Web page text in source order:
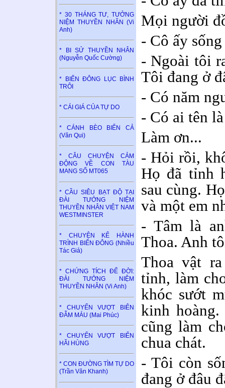
* 30 THÁNG TƯ, TƯỞNG
NIỆM THUYỀN NHÂN (Vi
Anh)
* BI SỬ THUYỀN NHÂN
(Nguyễn Quốc Cường)
* BIỂN ĐÔNG LỤC BÌNH
TRÔI
* CÁI GIÁ CỦA TỰ DO
* CÁNH BÈO BIỂN CẢ
(Văn Qui)
* CÂU CHUYỆN CẢM
ĐỘNG VỀ CON TÀU
MANG SỐ MT065
* CẦU SIÊU BẠT ĐỘ TẠI
ĐÀI TƯỞNG NIỆM
THUYỀN NHÂN VIỆT NAM
WESTMINSTER
* CHUYỆN KỂ HÀNH
TRÌNH BIỂN ĐÔNG (Nhiều
Tác Giả)
* CHỨNG TÍCH ĐỂ ĐỜI:
ĐÀI TƯỞNG NIỆM
THUYỀN NHÂN (Vi Anh)
* CHUYẾN VƯỢT BIÊN
ĐẪM MÁU (Mai Phúc)
* CHUYẾN VƯỢT BIỂN
HÃI HÙNG
* CON ĐƯỜNG TÌM TỰ DO
(Trần Văn Khanh)
Mọi người
- Cô ấy
- Ngoài tôi
Tôi đang ở
- Có năm
- Có ai tên
Làm ơn...
- Hỏi rồi,
Họ đã tỉnh
sau cùng.
và một em
- Tâm là
Thoa. Anh
Thoa vật
tỉnh, làm
khóc sướt
kinh
cũng làm
chua chát.
- Tôi còn
đang ở đâu